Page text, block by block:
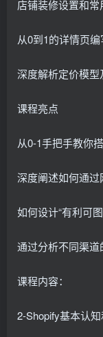
店铺装修设置和常
从0到1的详情页
深度解析定价模
课程亮点
从0-1手把手教你
深度阐述如何通
如何设计“有利可
通过分析不同渠
课程内容：
2-Shopify基本认